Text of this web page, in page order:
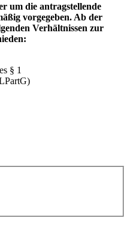
um die antragstellende
vorgegeben. Ab der
Verhältnissen zur
§ 1